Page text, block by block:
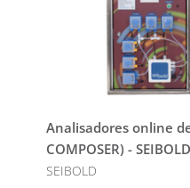
Analisadores online
COMPOSER) - SEIBOLD
SEIBOLD